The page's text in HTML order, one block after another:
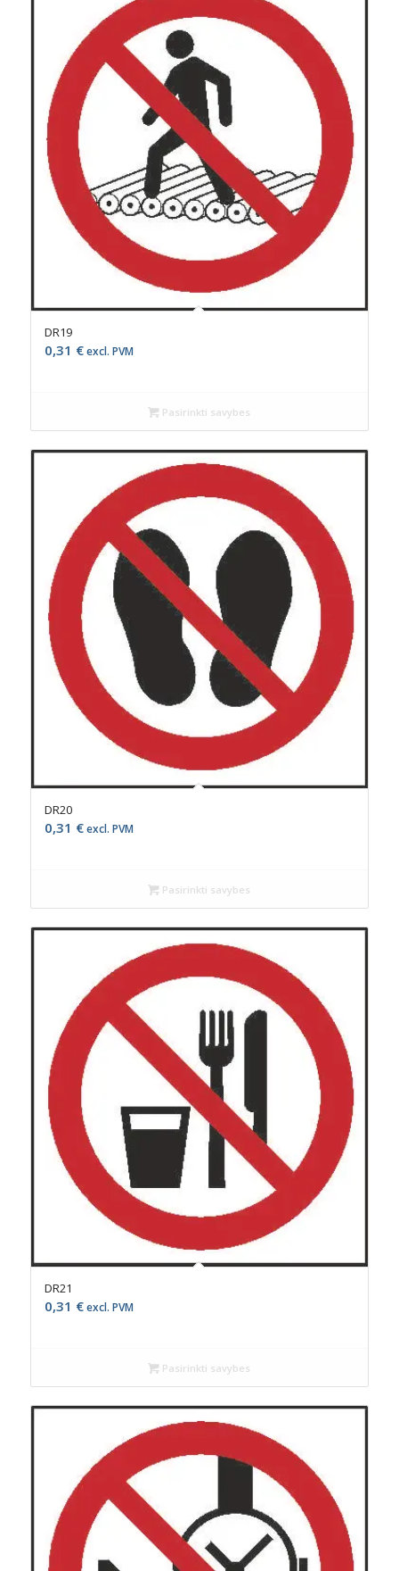
DR19
0,31 €excl. PVM
Pasirinkti savybes
DR20
0,31 €excl. PVM
Pasirinkti savybes
DR21
0,31 €excl. PVM
Pasirinkti savybes